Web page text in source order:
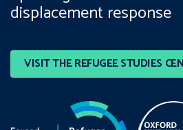
VISIT THE REFUGEE STUDIES
displacement response